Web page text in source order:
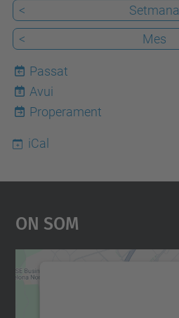
<
Setmana
<
Mes
Passat
8
Avui
Properament
iCal
On Som